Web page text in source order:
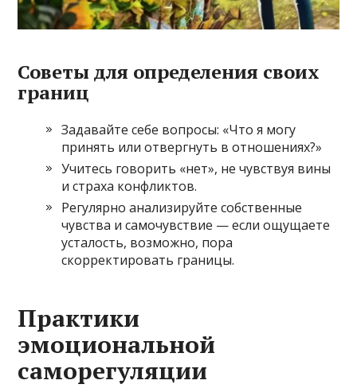
Советы для определения своих
границ
Задавайте себе вопросы: «Что я могу
принять или отвергнуть в отношениях?»
Учитесь говорить «нет», не чувствуя вины
и страха конфликтов.
Регулярно анализируйте собственные
чувства и самочувствие — если ощущаете
усталость, возможно, пора
скорректировать границы.
Практики
эмоциональной
саморегуляции